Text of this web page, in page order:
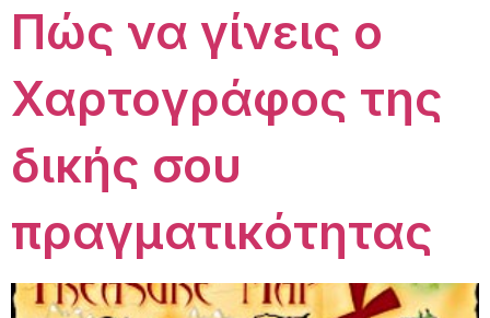
Πώς να γίνεις ο
Χαρτογράφος της
δικής σου
πραγματικότητας